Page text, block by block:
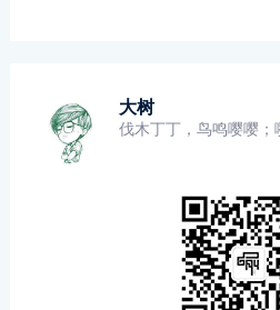
大树
伐木丁丁，鸟鸣嘤嘤；